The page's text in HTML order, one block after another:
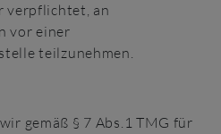
verpflichtet, an
vor einer
teilzunehmen.
gemäß § 7 Abs.1 TMG für